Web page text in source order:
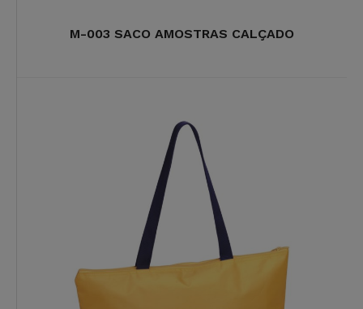
M-003 SACO AMOSTRAS CALÇADO